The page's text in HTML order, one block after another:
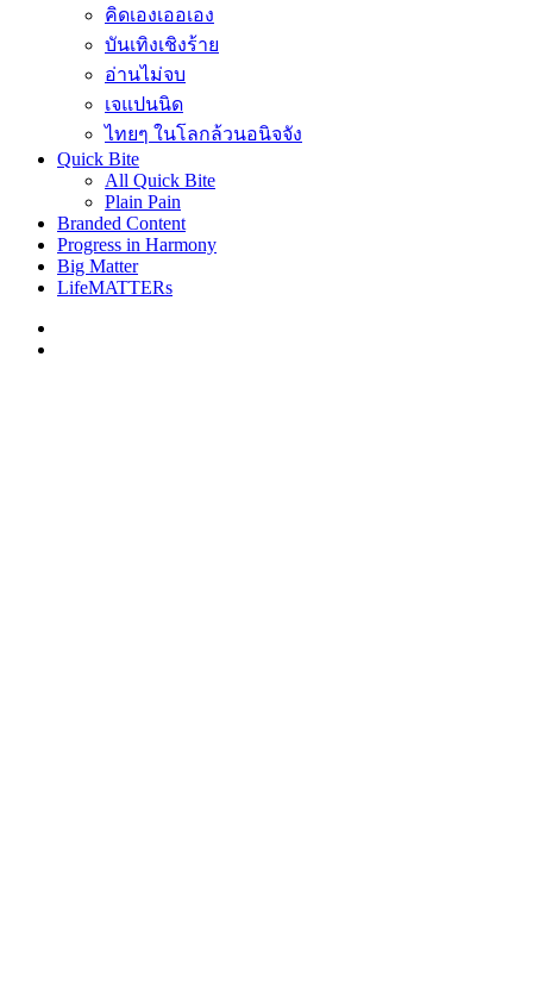
คิดเองเออเอง
บันเทิงเชิงร้าย
อ่านไม่จบ
เจแปนนิด
ไทยๆ ในโลกล้วนอนิจจัง
Quick Bite
All Quick Bite
Plain Pain
Branded Content
Progress in Harmony
Big Matter
LifeMATTERs